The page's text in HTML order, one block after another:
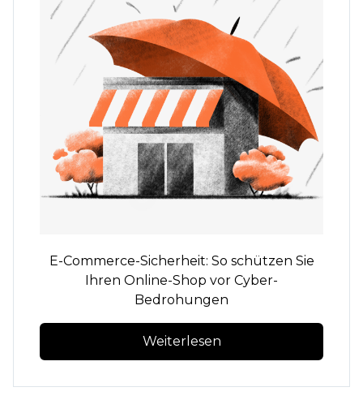
E-Commerce-Sicherheit: So schützen Sie
Ihren Online-Shop vor Cyber-
Bedrohungen
Weiterlesen